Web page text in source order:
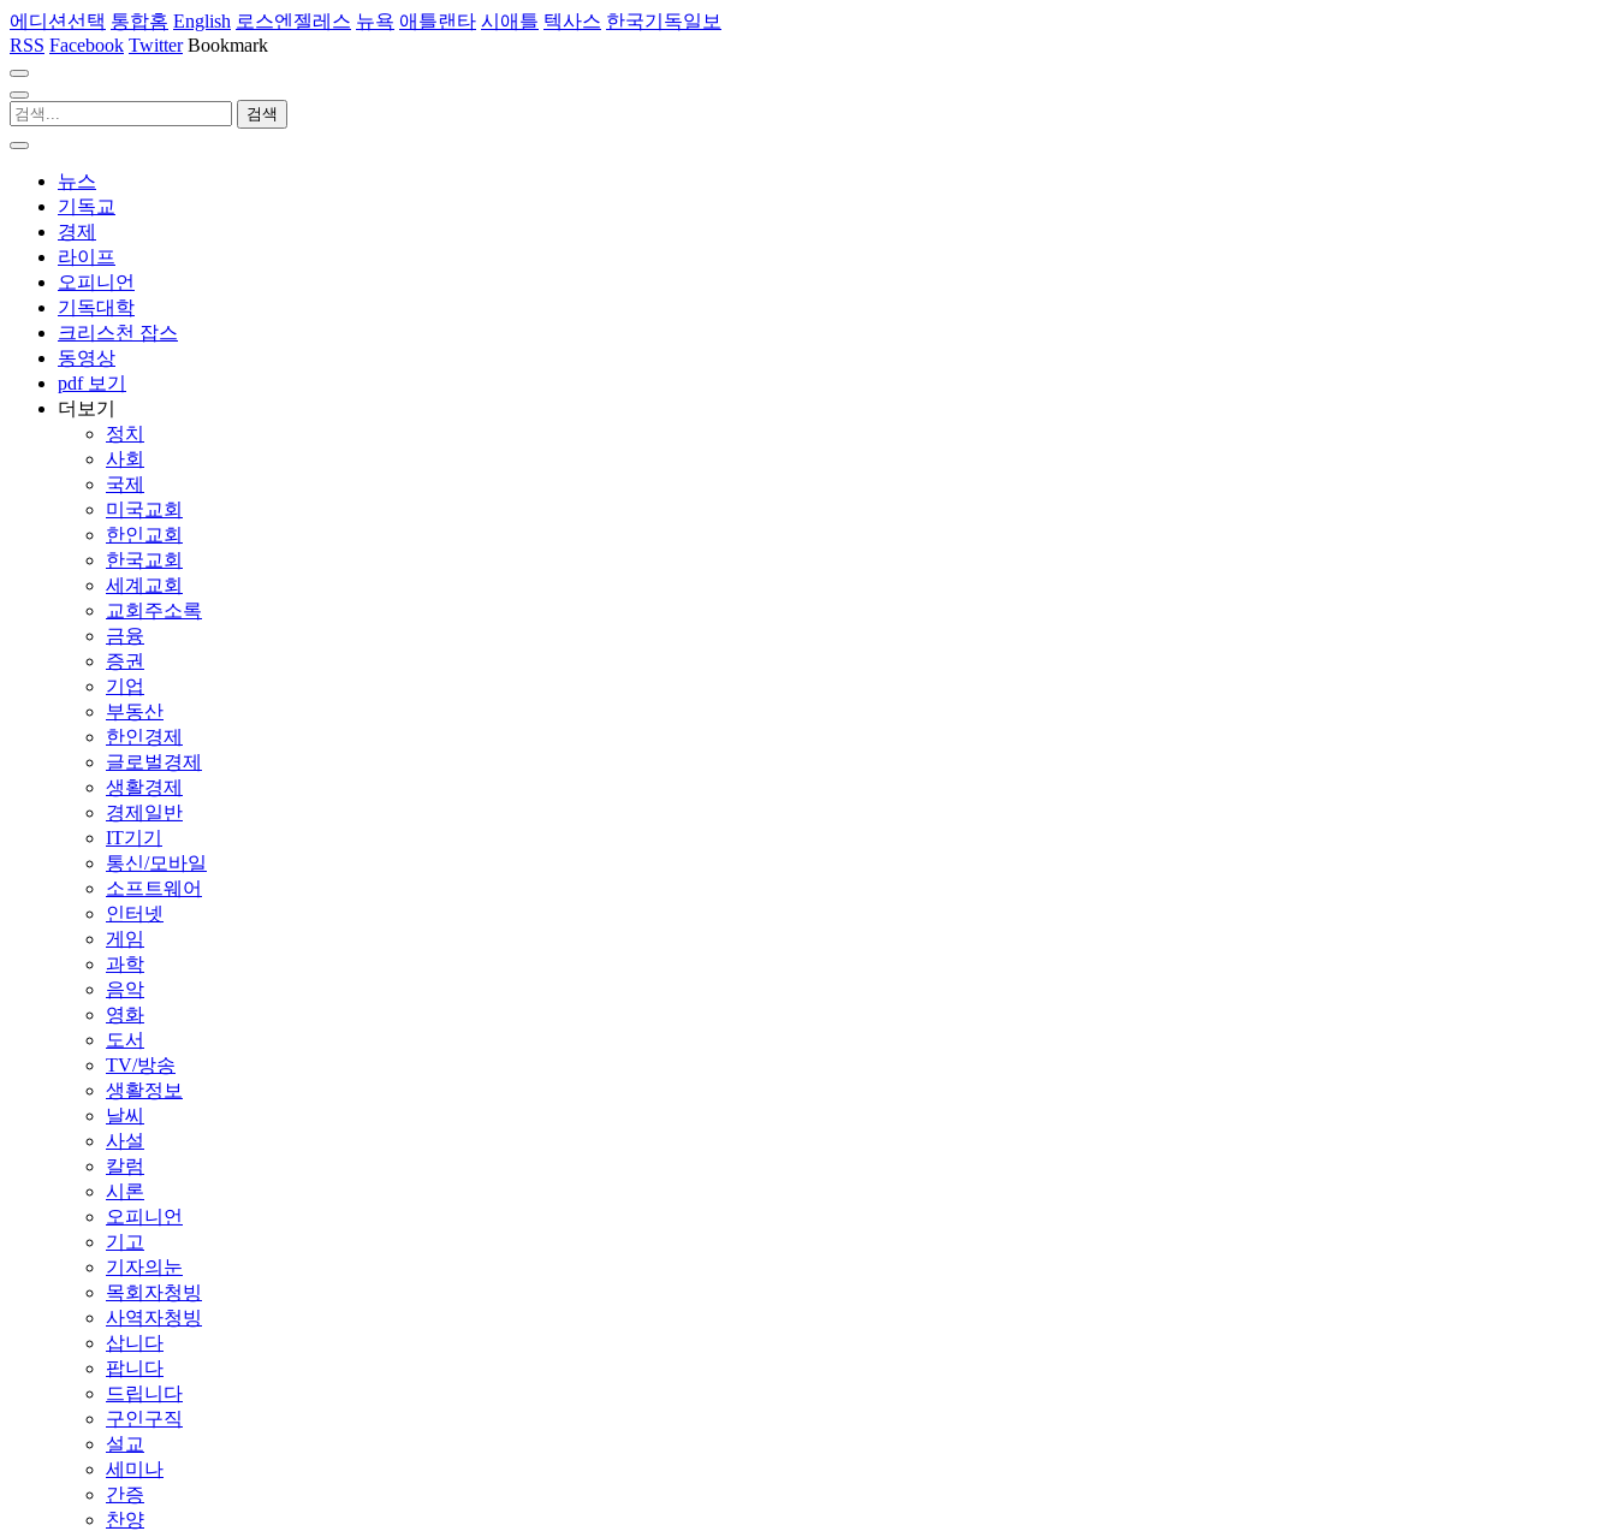
에디션선택 통합홈 English 로스엔젤레스 뉴욕 애틀랜타 시애틀 텍사스 한국기독일보
RSS Facebook Twitter Bookmark
뉴스
기독교
경제
라이프
오피니언
기독대학
크리스천 잡스
동영상
pdf 보기
더보기
정치
사회
국제
미국교회
한인교회
한국교회
세계교회
교회주소록
금융
증권
기업
부동산
한인경제
글로벌경제
생활경제
경제일반
IT기기
통신/모바일
소프트웨어
인터넷
게임
과학
음악
영화
도서
TV/방송
생활정보
날씨
사설
칼럼
시론
오피니언
기고
기자의눈
목회자청빙
사역자청빙
삽니다
팝니다
드립니다
구인구직
설교
세미나
간증
찬양